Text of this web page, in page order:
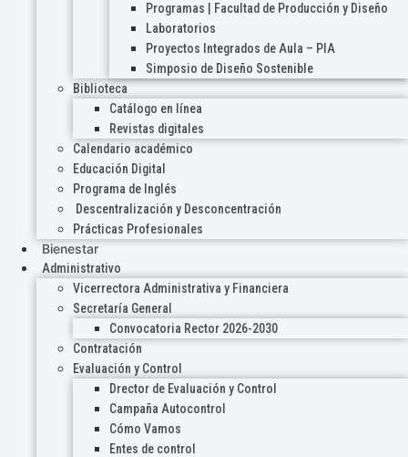
Programas | Facultad de Producción y Diseño
Laboratorios
Proyectos Integrados de Aula – PIA
Simposio de Diseño Sostenible
Biblioteca
Catálogo en línea
Revistas digitales
Calendario académico
Educación Digital
Programa de Inglés
Descentralización y Desconcentración
Prácticas Profesionales
Bienestar
Administrativo
Vicerrectora Administrativa y Financiera
Secretaría General
Convocatoria Rector 2026-2030
Contratación
Evaluación y Control
Drector de Evaluación y Control
Campaña Autocontrol
Cómo Vamos
Entes de control